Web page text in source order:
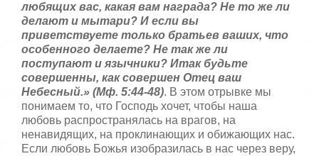
любящих вас, какая вам награда? Не то же ли
делают и мытари? И если вы
приветствуете только братьев ваших, что
особенного делаете? Не так же ли
поступают и язычники? Итак будьте
совершенны, как совершен Отец ваш
Небесный.» (Мф. 5:44-48). В этом отрывке мы
понимаем то, что Господь хочет, чтобы наша
любовь распространялась на врагов, на
ненавидящих, на проклинающих и обижающих нас.
Если любовь Божья изобразилась в нас через веру,